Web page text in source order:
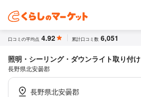
口コミの平均点 4.92 累計口コミ数 6,051
照明・シーリング・ダウンライト取り付け
長野県北安曇郡
長野県北安曇郡